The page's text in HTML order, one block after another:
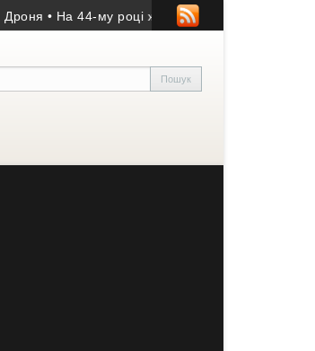
• На 44-му році життя помер учасник АТО з